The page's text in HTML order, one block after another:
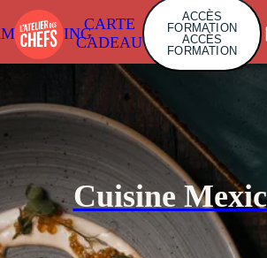
CARTE
CADEAU
ACCÈS
FORMATION
ACCÈS
FORMATION
Cuisine